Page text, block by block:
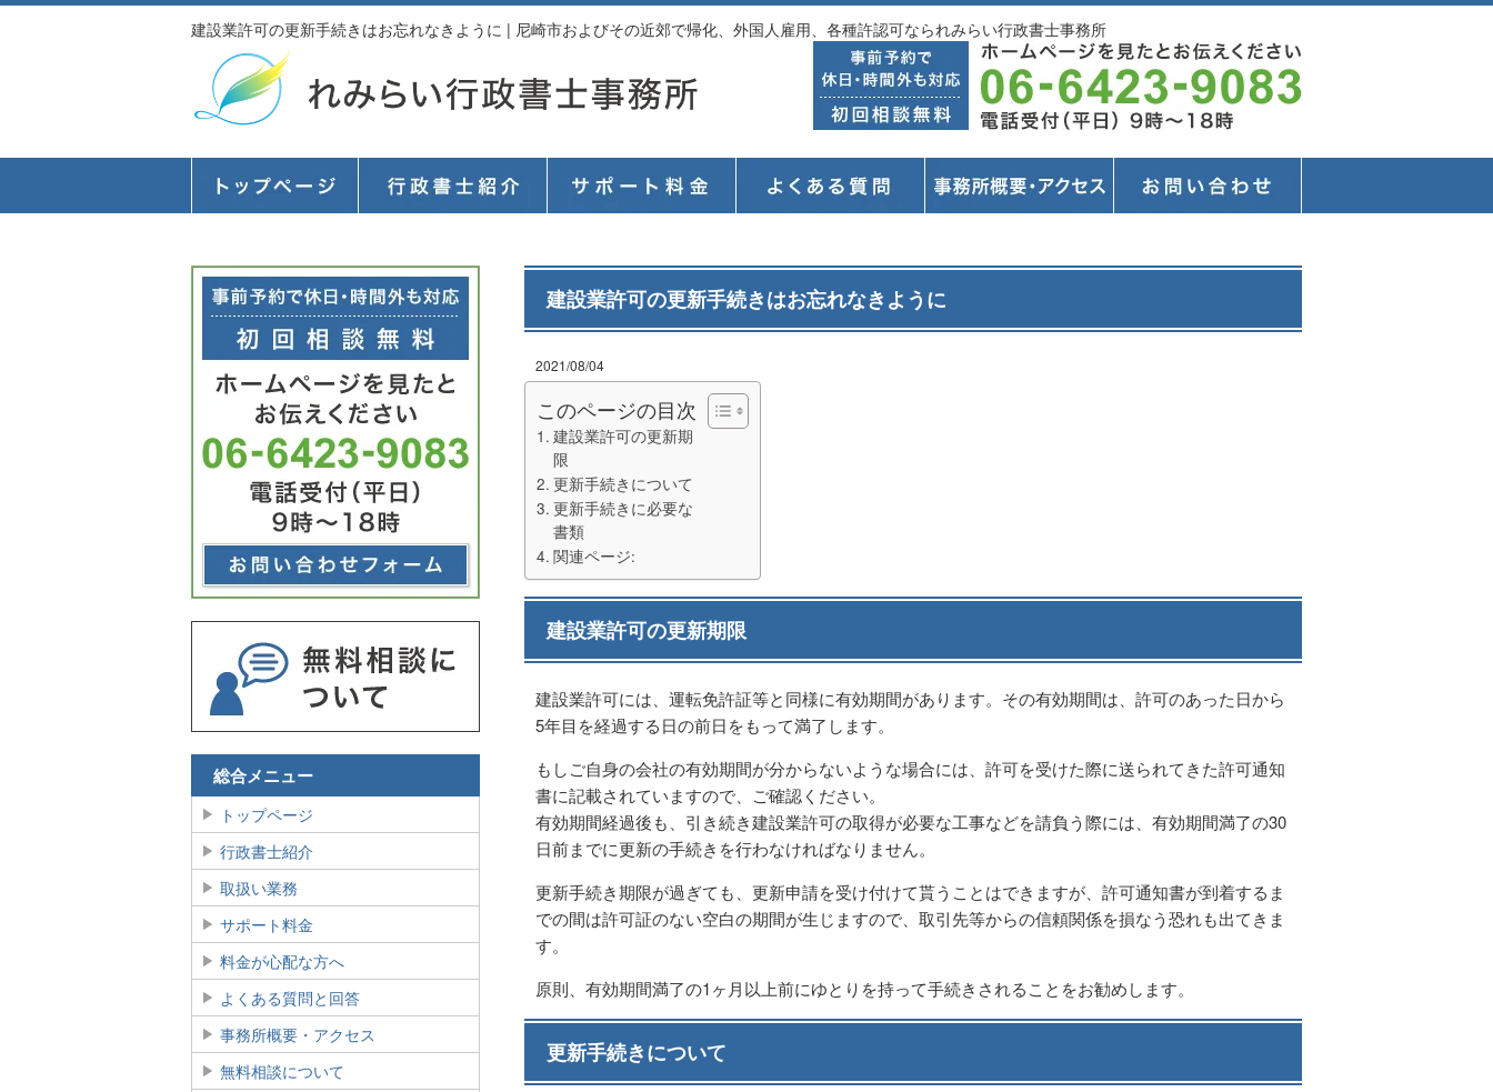
建設業許可の更新手続きはお忘れなきように | 尼崎市およびその近郊で帰化、外国人雇用、各種許認可なられみらい行政書士事務所
建設業許可の更新手続きはお忘れなきように
2021/08/04
このページの目次
建設業許可の更新期
限
更新手続きについて
更新手続きに必要な
書類
関連ページ:
建設業許可の更新期限
建設業許可には、運転免許証等と同様に有効期間があります。その有効期間は、許可のあった日から
5年目を経過する日の前日をもって満了します。
もしご自身の会社の有効期間が分からないような場合には、許可を受けた際に送られてきた許可通知
書に記載されていますので、ご確認ください。
有効期間経過後も、引き続き建設業許可の取得が必要な工事などを請負う際には、有効期間満了の30
日前までに更新の手続きを行わなければなりません。
更新手続き期限が過ぎても、更新申請を受け付けて貰うことはできますが、許可通知書が到着するま
での間は許可証のない空白の期間が生じますので、取引先等からの信頼関係を損なう恐れも出てきま
す。
原則、有効期間満了の1ヶ月以上前にゆとりを持って手続きされることをお勧めします。
更新手続きについて
総合メニュー
トップページ
行政書士紹介
取扱い業務
サポート料金
料金が心配な方へ
よくある質問と回答
事務所概要・アクセス
無料相談について